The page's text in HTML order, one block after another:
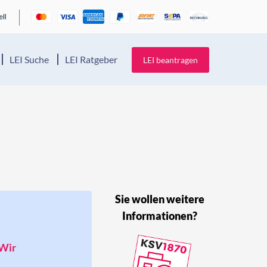
LEI Suche LEI Ratgeber LEI beantragen
Sie wollen weitere
Informationen?